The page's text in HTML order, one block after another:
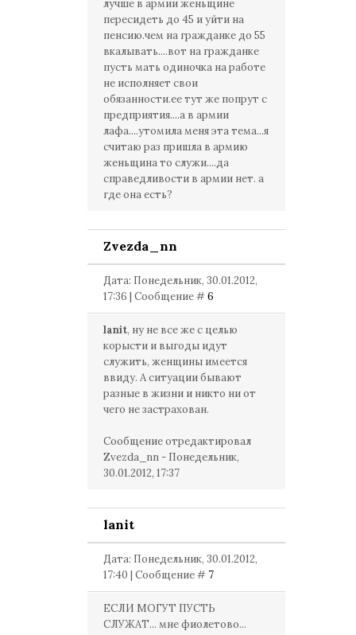
лучше в армии женьщине
пересидеть до 45 и уйти на
пенсию.чем на гражданке до 55
вкалывать....вот на гражданке
пусть мать одиночка на работе
не исполняет свои
обязанности.ее тут же попрут с
предприятия....а в армии
лафа....утомила меня эта тема...я
считаю раз пришла в армию
женьщина то служи....да
справедливости в армии нет. а
где она есть?
Zvezda_nn
Дата: Понедельник, 30.01.2012,
17:36 | Сообщение #6
lanit, ну не все же с целью
корысти и выгоды идут
служить, женщины имеется
ввиду. А ситуации бывают
разные в жизни и никто ни от
чего не застрахован.
Сообщение отредактировал
Zvezda_nn - Понедельник,
30.01.2012, 17:37
lanit
Дата: Понедельник, 30.01.2012,
17:40 | Сообщение # 7
ЕСЛИ МОГУТ ПУСТЬ
СЛУЖАТ... мне фиолетово...